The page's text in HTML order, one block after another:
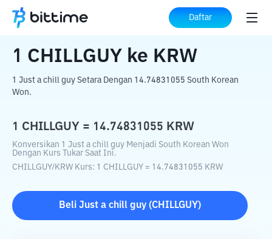
Daftar
Beranda Konverter Kripto CHILLGUY ke KRW
1 CHILLGUY ke KRW
1 Just a chill guy Setara Dengan 14.74831055 South Korean
Won.
1 CHILLGUY = 14.74831055 KRW
Konversikan 1 Just a chill guy Menjadi South Korean Won
Dengan Kurs Tukar Saat Ini.
CHILLGUY/KRW Kurs: 1 CHILLGUY = 14.74831055 KRW
Beli Just a chill guy (CHILLGUY)